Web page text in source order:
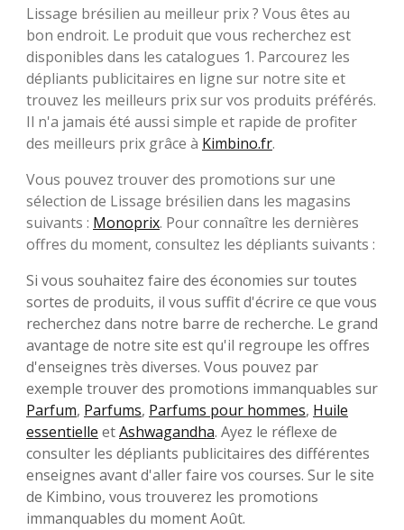
Lissage brésilien au meilleur prix ? Vous êtes au
bon endroit. Le produit que vous recherchez est
disponibles dans les catalogues 1. Parcourez les
dépliants publicitaires en ligne sur notre site et
trouvez les meilleurs prix sur vos produits préférés.
Il n'a jamais été aussi simple et rapide de profiter
des meilleurs prix grâce à Kimbino.fr.
Vous pouvez trouver des promotions sur une
sélection de Lissage brésilien dans les magasins
suivants : Monoprix. Pour connaître les dernières
offres du moment, consultez les dépliants suivants :
Si vous souhaitez faire des économies sur toutes
sortes de produits, il vous suffit d'écrire ce que vous
recherchez dans notre barre de recherche. Le grand
avantage de notre site est qu'il regroupe les offres
d'enseignes très diverses. Vous pouvez par
exemple trouver des promotions immanquables sur
Parfum, Parfums, Parfums pour hommes, Huile
essentielle etAshwagandha. Ayez le réflexe de
consulter les dépliants publicitaires des différentes
enseignes avant d'aller faire vos courses. Sur le site
de Kimbino, vous trouverez les promotions
immanquables du moment Août.